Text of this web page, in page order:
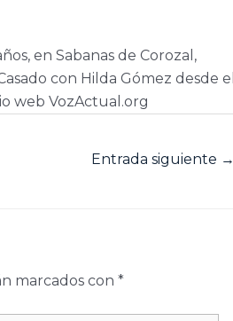
en Sabanas de Corozal,
con Hilda Gómez desde el
web VozActual.org
Entrada siguiente →
marcados con *